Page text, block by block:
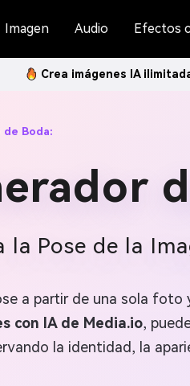
Imagen Audio Efectos
Crea imágenes IA
de Boda:
la Pose de la
a partir de una sola
con IA de Media.io,
la identidad, la